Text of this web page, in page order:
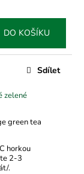
DO KOŠÍKU
zelené
green tea
horkou
2-3
.
Sdílet